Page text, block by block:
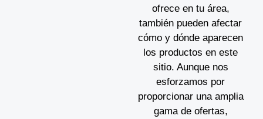
ofrece en tu área,
también pueden afectar
cómo y dónde aparecen
los productos en este
sitio. Aunque nos
esforzamos por
proporcionar una amplia
gama de ofertas,